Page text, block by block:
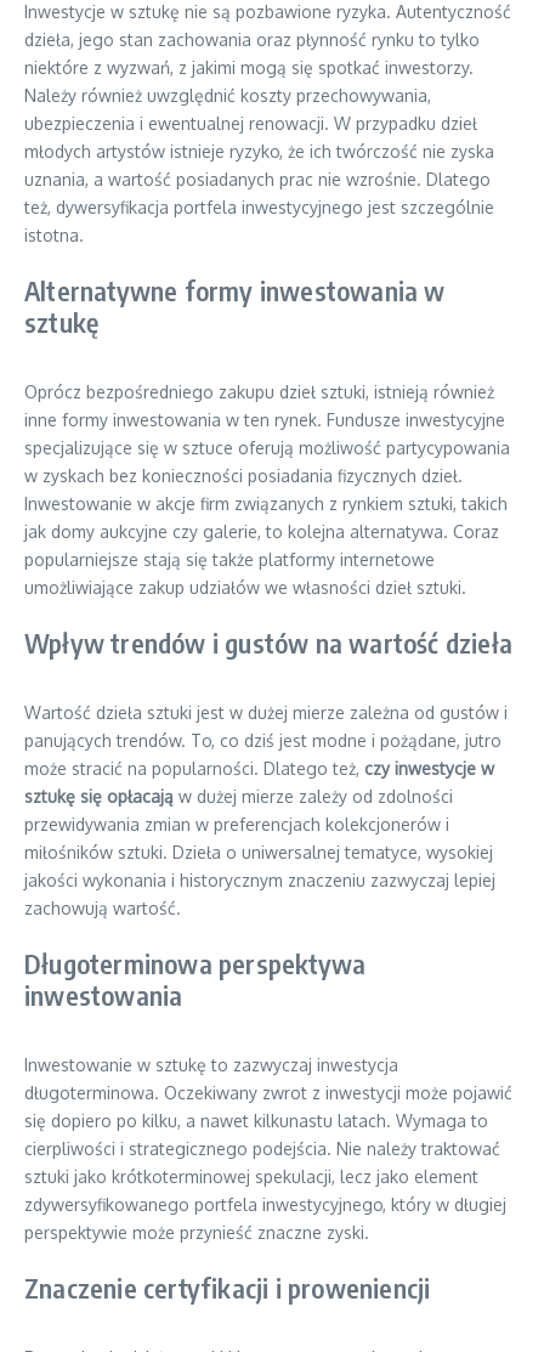
Inwestycje w sztukę nie są pozbawione ryzyka. Autentyczność
dzieła, jego stan zachowania oraz płynność rynku to tylko
niektóre z wyzwań, z jakimi mogą się spotkać inwestorzy.
Należy również uwzględnić koszty przechowywania,
ubezpieczenia i ewentualnej renowacji. W przypadku dzieł
młodych artystów istnieje ryzyko, że ich twórczość nie zyska
uznania, a wartość posiadanych prac nie wzrośnie. Dlatego
też, dywersyfikacja portfela inwestycyjnego jest szczególnie
istotna.
Alternatywne formy inwestowania w
sztukę
Oprócz bezpośredniego zakupu dzieł sztuki, istnieją również
inne formy inwestowania w ten rynek. Fundusze inwestycyjne
specjalizujące się w sztuce oferują możliwość partycypowania
w zyskach bez konieczności posiadania fizycznych dzieł.
Inwestowanie w akcje firm związanych z rynkiem sztuki, takich
jak domy aukcyjne czy galerie, to kolejna alternatywa. Coraz
popularniejsze stają się także platformy internetowe
umożliwiające zakup udziałów we własności dzieł sztuki.
Wpływ trendów i gustów na wartość dzieła
Wartość dzieła sztuki jest w dużej mierze zależna od gustów i
panujących trendów. To, co dziś jest modne i pożądane, jutro
może stracić na popularności. Dlatego też, czy inwestycje w
sztukę się opłacają w dużej mierze zależy od zdolności
przewidywania zmian w preferencjach kolekcjonerów i
miłośników sztuki. Dzieła o uniwersalnej tematyce, wysokiej
jakości wykonania i historycznym znaczeniu zazwyczaj lepiej
zachowują wartość.
Długoterminowa perspektywa
inwestowania
Inwestowanie w sztukę to zazwyczaj inwestycja
długoterminowa. Oczekiwany zwrot z inwestycji może pojawić
się dopiero po kilku, a nawet kilkunastu latach. Wymaga to
cierpliwości i strategicznego podejścia. Nie należy traktować
sztuki jako krótkoterminowej spekulacji, lecz jako element
zdywersyfikowanego portfela inwestycyjnego, który w długiej
perspektywie może przynieść znaczne zyski.
Znaczenie certyfikacji i proweniencji